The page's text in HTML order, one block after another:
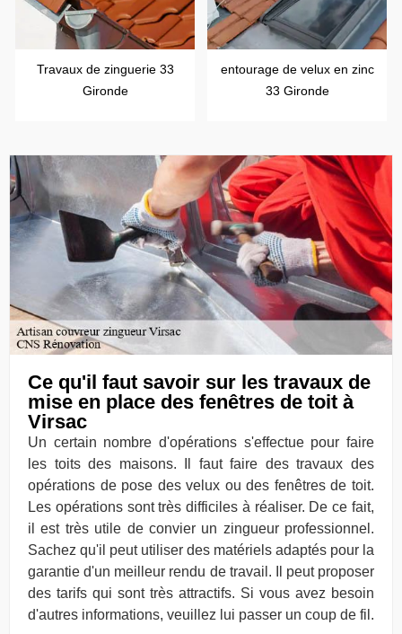
Travaux de zinguerie 33
Gironde
entourage de velux en zinc
33 Gironde
Ce qu'il faut savoir sur les travaux de
mise en place des fenêtres de toit à
Virsac
Un certain nombre d'opérations s'effectue pour faire
les toits des maisons. Il faut faire des travaux des
opérations de pose des velux ou des fenêtres de toit.
Les opérations sont très difficiles à réaliser. De ce fait,
il est très utile de convier un zingueur professionnel.
Sachez qu'il peut utiliser des matériels adaptés pour la
garantie d'un meilleur rendu de travail. Il peut proposer
des tarifs qui sont très attractifs. Si vous avez besoin
d'autres informations, veuillez lui passer un coup de fil.